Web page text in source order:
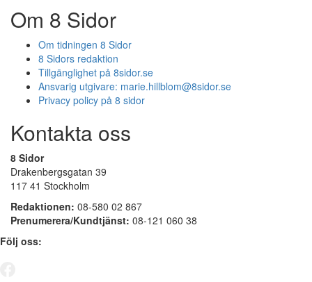
Om 8 Sidor
Om tidningen 8 Sidor
8 Sidors redaktion
Tillgänglighet på 8sidor.se
Ansvarig utgivare: marie.hillblom@8sidor.se
Privacy policy på 8 sidor
Kontakta oss
8 Sidor
Drakenbergsgatan 39
117 41 Stockholm
Redaktionen: 08-580 02 867
Prenumerera/Kundtjänst: 08-121 060 38
Följ oss: